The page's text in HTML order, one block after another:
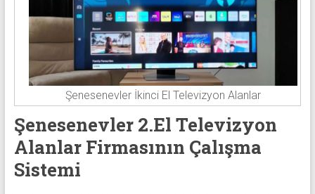
Şenesenevler İkinci El Televizyon Alanlar
Şenesenevler 2.El Televizyon
Alanlar Firmasının Çalışma
Sistemi